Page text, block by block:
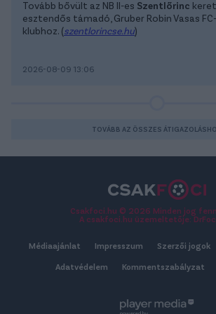
Tovább bővült az NB II-es Szentlőrinc
esztendős támadó, Gruber Robin Vasas
klubhoz. (szentlorincse.hu)
2026-08-09 13:06
TOVÁBB AZ ÖSSZES
Csakfoci.hu © 2026 Minden jog
A csakfoci.hu üzemeltetője:
Médiaajánlat Impresszum Szerzői jogok
Adatvédelem Kommentszabályzat